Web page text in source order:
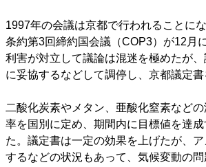
1997年の会議は京都で行われることに
条約第3回締約国会議（COP3）が12月
利害が対立して議論は混迷を極めたが
に妥協するなどして調停し、京都議定書
二酸化炭素やメタン、亜酸化窒素など
率を国別に定め、期間内に目標値を達
た。議定書は一定の効果を上げたが、
するなどの状況もあって、気候変動の